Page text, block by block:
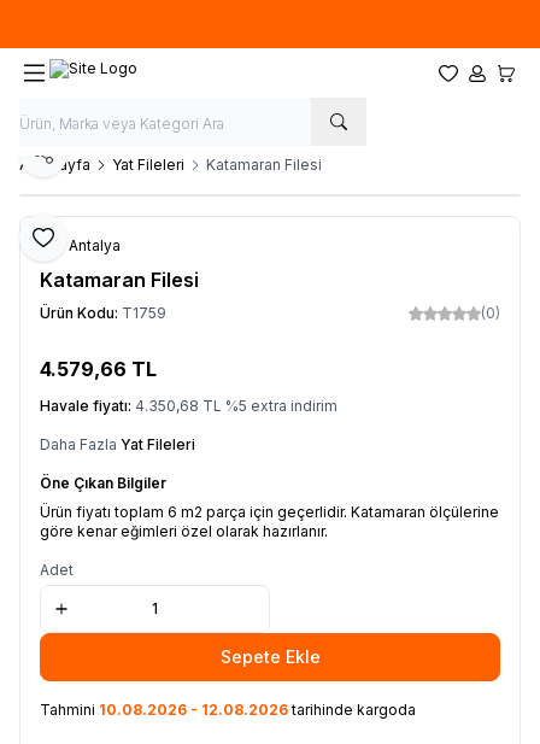
Favorilerim
Hesabım
Ana Sayfa Yat Fileleri Katamaran Filesi
Favoriye Ekle
Paylaş
File Antalya
Katamaran Filesi
Ürün Kodu: T1759 (0)
4.579,66 TL
Havale fiyatı: 4.350,68 TL %5 extra indirim
Daha Fazla Yat Fileleri
Öne Çıkan Bilgiler
Ürün fiyatı toplam 6 m2 parça için geçerlidir. Katamaran ölçülerine
göre kenar eğimleri özel olarak hazırlanır.
Adet
Sepete Ekle
Tahmini 10.08.2026 - 12.08.2026tarihinde kargoda